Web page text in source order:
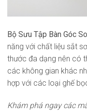
Bộ Sưu Tập Bàn Góc
năng với chất liệu sắt
thước đa dạng nên có
các không gian khác
hợp với các loại ghế
Khám phá ngay các